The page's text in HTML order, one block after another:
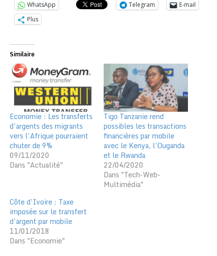
WhatsApp Telegram
E-mail
Plus
Similaire
Economie : Les transferts
d’argents des migrants
vers l’Afrique pourraient
chuter de 9%
09/11/2020
Dans "Actualité"
Tigo Tanzanie rend
possibles les transactions
financières par mobile
avec le Kenya, l’Ouganda
et le Rwanda
22/04/2020
Dans "Tech-Web-
Multimédia"
Côte d’Ivoire : Taxe
imposée sur le transfert
d’argent par mobile
11/01/2018
Dans "Economie"